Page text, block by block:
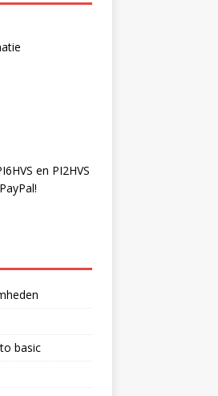
en PI2HVS
basic